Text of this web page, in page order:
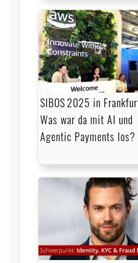
SIBOS 2025 in
Was war da mit AI und
Agentic Payments los?